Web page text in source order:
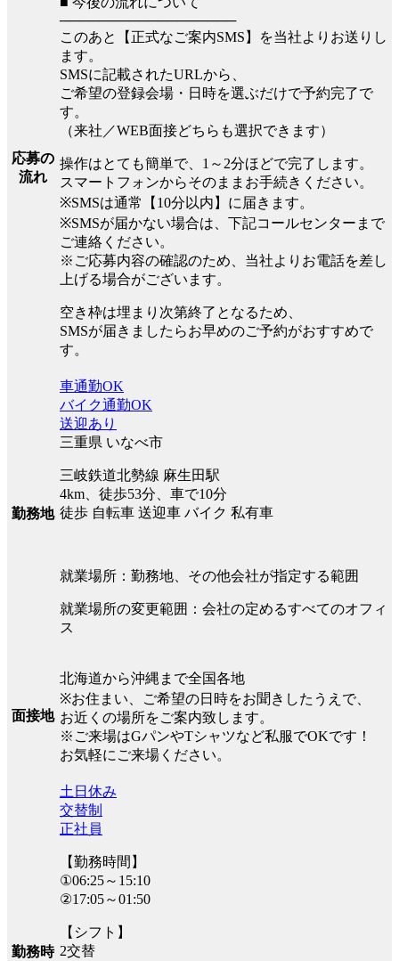
応募の
流れ
──────────────────
このあと【正式なご案内SMS】を当社よりお送りし
ます。
SMSに記載されたURLから、
ご希望の登録会場・日時を選ぶだけで予約完了で
す。
（来社／WEB面接どちらも選択できます）
操作はとても簡単で、1～2分ほどで完了します。
スマートフォンからそのままお手続きください。
※SMSは通常【10分以内】に届きます。
※SMSが届かない場合は、下記コールセンターまで
ご連絡ください。
※ご応募内容の確認のため、当社よりお電話を差し
上げる場合がございます。
空き枠は埋まり次第終了となるため、
SMSが届きましたらお早めのご予約がおすすめで
す。
勤務地
車通勤OK
バイク通勤OK
送迎あり
三重県 いなべ市
三岐鉄道北勢線 麻生田駅
4km、徒歩53分、車で10分
徒歩 自転車 送迎車 バイク 私有車
就業場所：勤務地、その他会社が指定する範囲
就業場所の変更範囲：会社の定めるすべてのオフィ
ス
面接地
北海道から沖縄まで全国各地
※お住まい、ご希望の日時をお聞きしたうえで、
お近くの場所をご案内致します。
※ご来場はGパンやTシャツなど私服でOKです！
お気軽にご来場ください。
勤務時
土日休み
交替制
正社員
【勤務時間】
①06:25～15:10
②17:05～01:50
【シフト】
2交替